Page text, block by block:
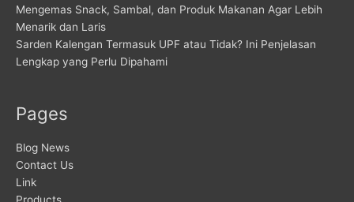
Mengemas Snack, Sambal, dan Produk Makanan Agar Lebih
Menarik dan Laris
Sarden Kalengan Termasuk UPF atau Tidak? Ini Penjelasan
Lengkap yang Perlu Dipahami
Pages
Blog News
Contact Us
Link
Products